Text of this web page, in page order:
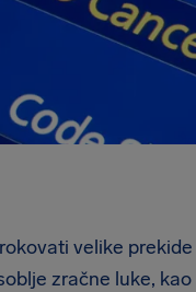
velike
zračne luke,